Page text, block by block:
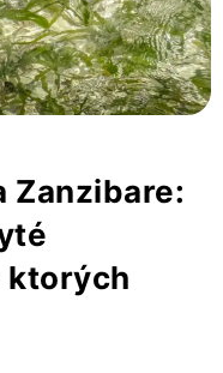
Zanzibare:
ktorých